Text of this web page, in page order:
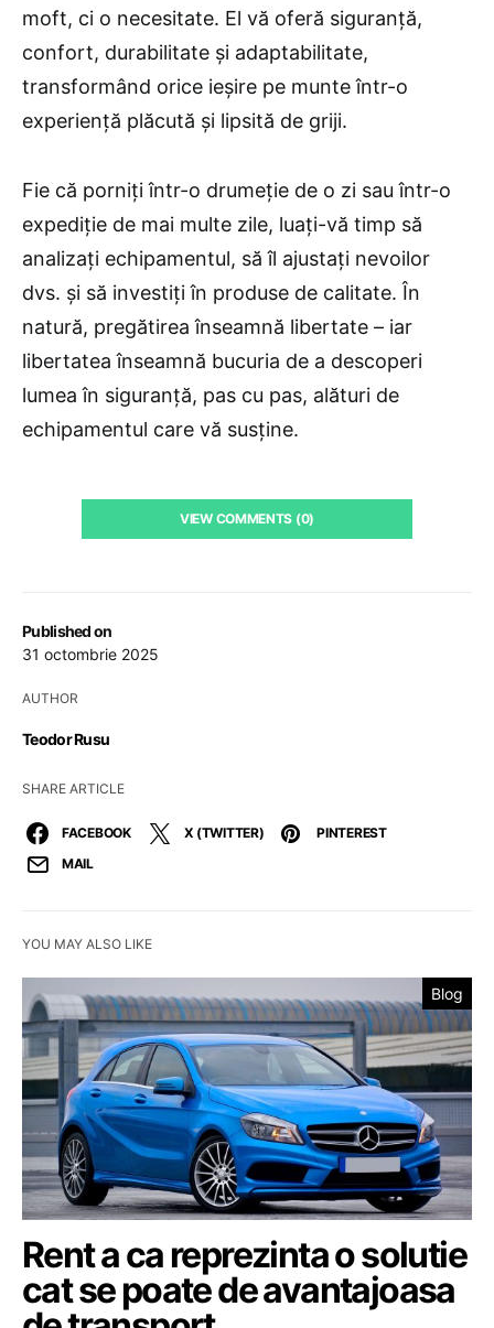
Published on
31 octombrie 2025
AUTHOR
Teodor Rusu
SHARE ARTICLE
FACEBOOK X (TWITTER)
PINTEREST
MAIL
moft, ci o necesitate. El vă oferă siguranță,
confort, durabilitate și adaptabilitate,
transformând orice ieșire pe munte într-o
experiență plăcută și lipsită de griji.
Fie că porniți într-o drumeție de o zi sau într-o
expediție de mai multe zile, luați-vă timp să
analizați echipamentul, să îl ajustați nevoilor
dvs. și să investiți în produse de calitate. În
natură, pregătirea înseamnă libertate – iar
libertatea înseamnă bucuria de a descoperi
lumea în siguranță, pas cu pas, alături de
echipamentul care vă susține.
VIEW COMMENTS (0)
YOU MAY ALSO LIKE
Blog
Rent a ca reprezinta o solutie
cat se poate de avantajoasa